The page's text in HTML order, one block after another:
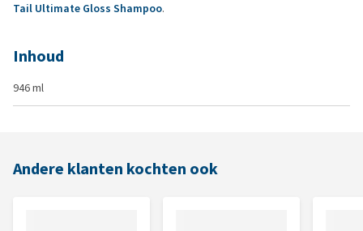
Tail Ultimate Gloss Shampoo.
Inhoud
946 ml
Andere klanten kochten ook